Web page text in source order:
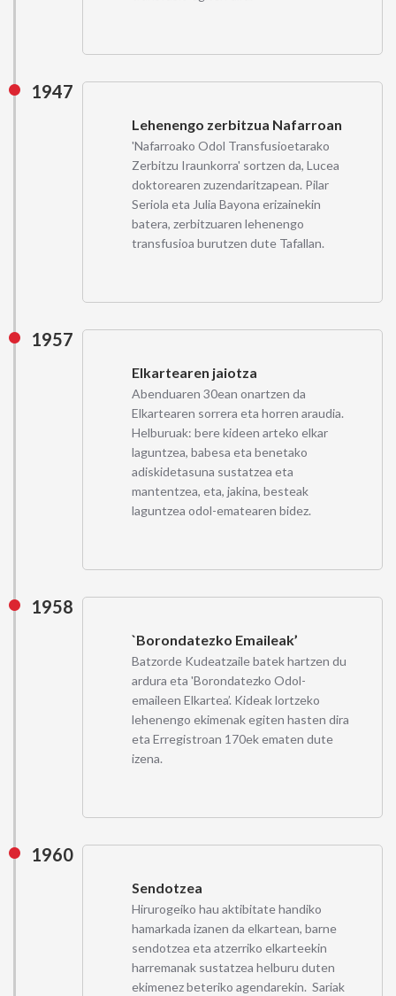
1947
Lehenengo zerbitzua Nafarroan
'Nafarroako Odol Transfusioetarako
Zerbitzu Iraunkorra' sortzen da, Lucea
doktorearen zuzendaritzapean. Pilar
Seriola eta Julia Bayona erizainekin
batera, zerbitzuaren lehenengo
transfusioa burutzen dute Tafallan.
1957
Elkartearen jaiotza
Abenduaren 30ean onartzen da
Elkartearen sorrera eta horren araudia.
Helburuak: bere kideen arteko elkar
laguntzea, babesa eta benetako
adiskidetasuna sustatzea eta
mantentzea, eta, jakina, besteak
laguntzea odol-ematearen bidez.
1958
`Borondatezko Emaileak’
Batzorde Kudeatzaile batek hartzen du
ardura eta 'Borondatezko Odol-
emaileen Elkartea’. Kideak lortzeko
lehenengo ekimenak egiten hasten dira
eta Erregistroan 170ek ematen dute
izena.
1960
Sendotzea
Hirurogeiko hau aktibitate handiko
hamarkada izanen da elkartean, barne
sendotzea eta atzerriko elkarteekin
harremanak sustatzea helburu duten
ekimenez beteriko agendarekin. Sariak